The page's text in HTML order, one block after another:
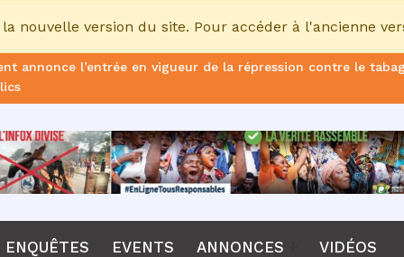
nouvelle version du site. Pour accéder à l'ancienne
annonce l’entrée en vigueur de la répression contre le
le non-renouvellement du contrat d'Emerse Faé à la tête
nouveau sélectionneur de l’équipe de France
ENQUÊTES EVENTS ANNONCES VIDÉOS